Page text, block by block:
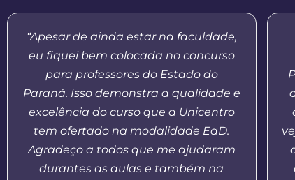
“Apesar de ainda estar na faculdade,
eu fiquei bem colocada no concurso
para professores do Estado do
Paraná. Isso demonstra a qualidade e
excelência do curso que a Unicentro
tem ofertado na modalidade EaD.
Agradeço a todos que me ajudaram
durantes as aulas e também na